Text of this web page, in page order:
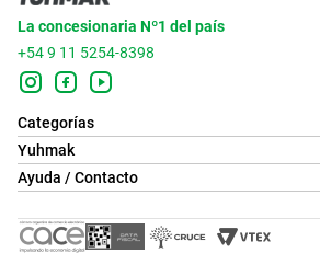
La concesionaria Nº1 del país
+54 9 11 5254-8398
Categorías
Yuhmak
Ayuda / Contacto